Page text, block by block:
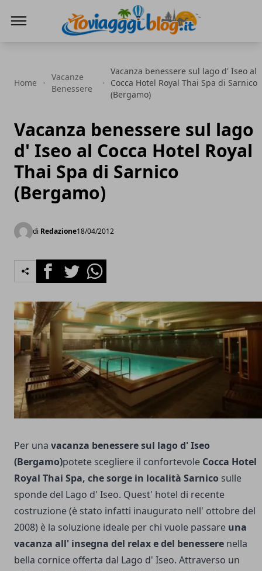
Home
Vacanze
Benessere
Vacanza benessere sul lago d' Iseo al
Cocca Hotel Royal Thai Spa di Sarnico
(Bergamo)
Vacanza benessere sul lago
d' Iseo al Cocca Hotel Royal
Thai Spa di Sarnico
(Bergamo)
di Redazione18/04/2012
FacebookTwitterWhatsapp
Per una vacanza benessere sul lago d' Iseo
(Bergamo)potete scegliere il confortevole Cocca Hotel
Royal Thai Spa, che sorge in località Sarnico sulle
sponde del Lago d' Iseo. Quest' hotel di recente
costruzione (è stato infatti inaugurato nell' ottobre del
2008) è la soluzione ideale per chi vuole passare una
vacanza all' insegna del relax e del benessere nella
bella cornice offerta dal Lago d' Iseo. Attraverso un